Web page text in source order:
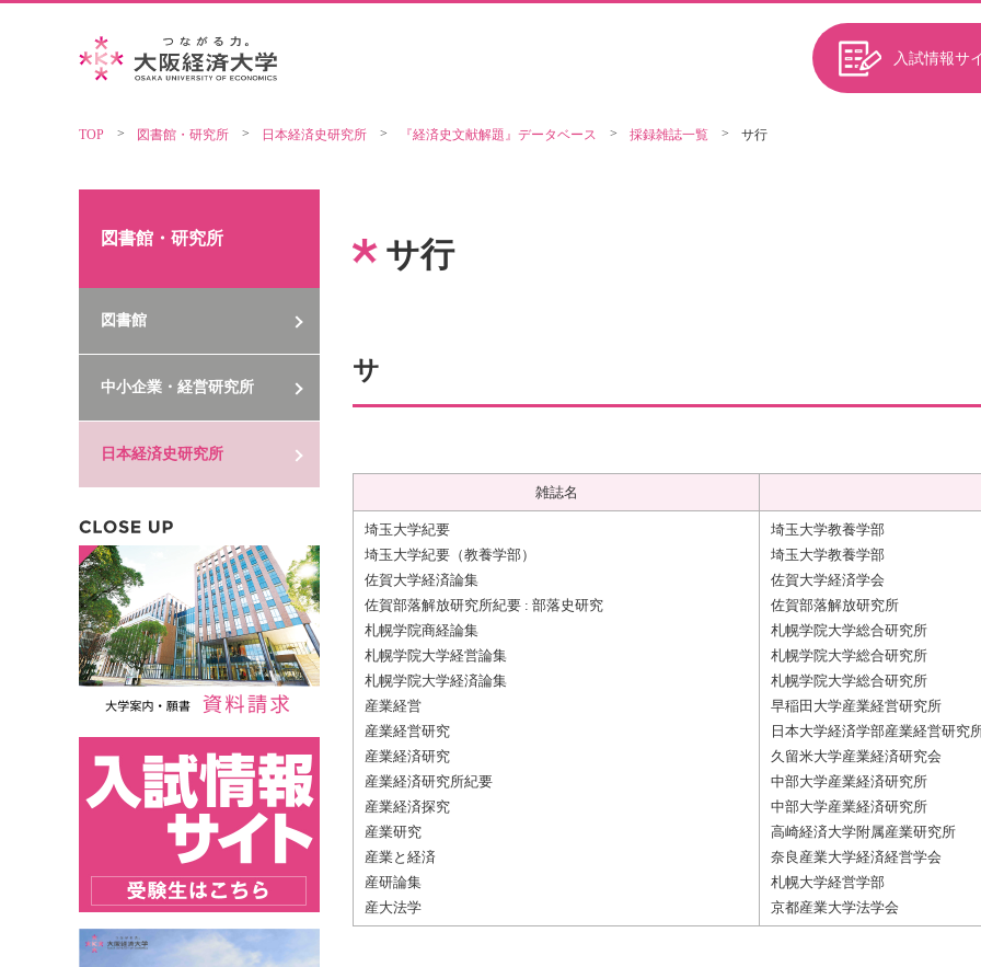
入試情報サ
TOP 図書館・研究所 日本経済史研究所 『経済史文献解題』データベース 採録雑誌一覧 サ行
サ行
サ
雑誌名
埼玉大学紀要
埼玉大学紀要（教養学部）
佐賀大学経済論集
佐賀部落解放研究所紀要 : 部落史研究
札幌学院商経論集
札幌学院大学経営論集
札幌学院大学経済論集
産業経営
産業経営研究
産業経済研究
産業経済研究所紀要
産業経済探究
産業研究
産業と経済
産研論集
産大法学
埼玉大学教養学部
埼玉大学教養学部
佐賀大学経済学会
佐賀部落解放研究所
札幌学院大学総合研究所
札幌学院大学総合研究所
札幌学院大学総合研究所
早稲田大学産業経営研究所
日本大学経済学部産業経営研究
久留米大学産業経済研究会
中部大学産業経済研究所
中部大学産業経済研究所
高崎経済大学附属産業研究所
奈良産業大学経済経営学会
札幌大学経営学部
京都産業大学法学会
図書館・研究所
図書館
中小企業・経営研究所
日本経済史研究所